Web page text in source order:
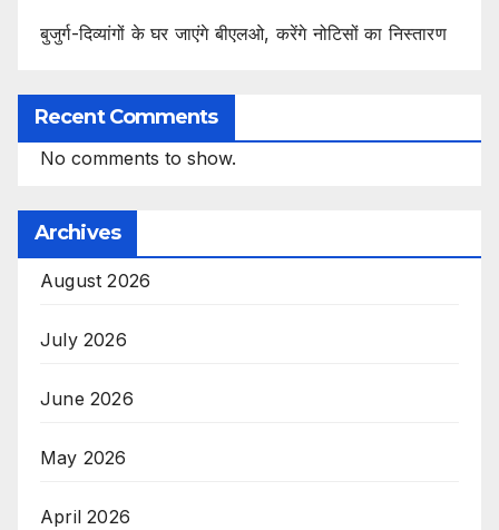
बुजुर्ग-दिव्यांगों के घर जाएंगे बीएलओ, करेंगे नोटिसों का निस्तारण
Recent Comments
No comments to show.
Archives
August 2026
July 2026
June 2026
May 2026
April 2026